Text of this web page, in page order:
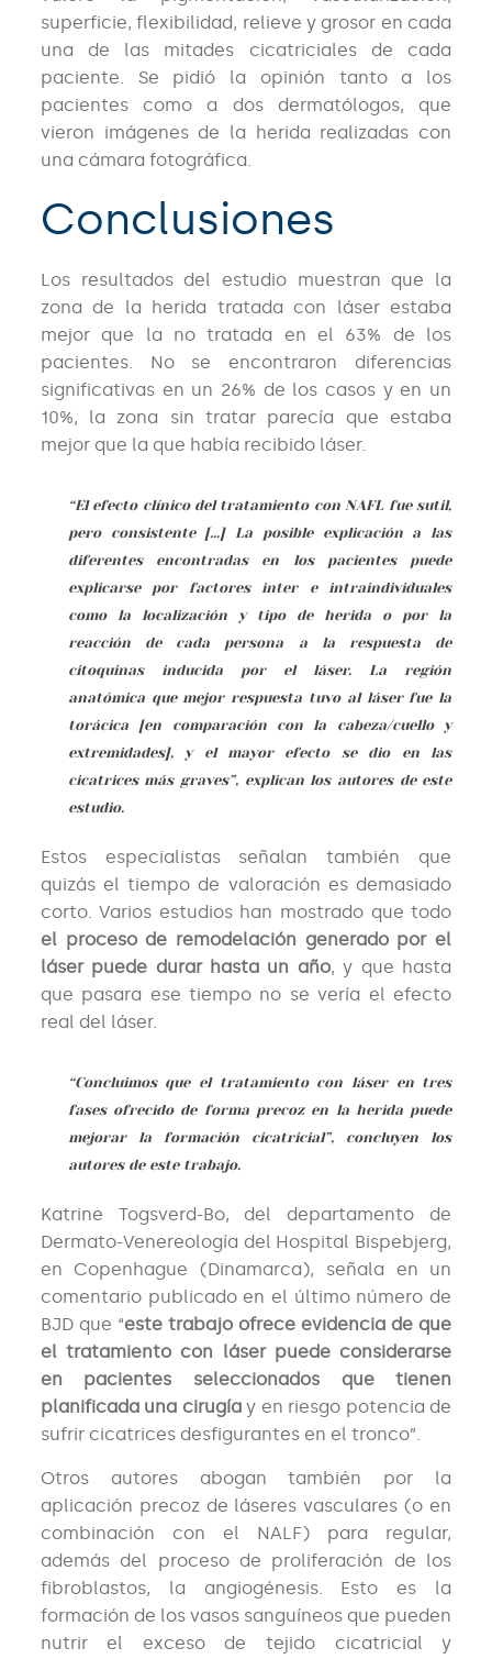
superficie, flexibilidad, relieve y grosor en cada
una de las mitades cicatriciales de cada
paciente. Se pidió la opinión tanto a los
pacientes como a dos dermatólogos, que
vieron imágenes de la herida realizadas con
una cámara fotográfica.
Conclusiones
Los resultados del estudio muestran que la
zona de la herida tratada con láser estaba
mejor que la no tratada en el 63% de los
pacientes. No se encontraron diferencias
significativas en un 26% de los casos y en un
10%, la zona sin tratar parecía que estaba
mejor que la que había recibido láser.
“El efecto clínico del tratamiento con NAFL fue sutil,
pero consistente […] La posible explicación a las
diferentes encontradas en los pacientes puede
explicarse por factores inter e intraindividuales
como la localización y tipo de herida o por la
reacción de cada persona a la respuesta de
citoquinas inducida por el láser. La región
anatómica que mejor respuesta tuvo al láser fue la
torácica [en comparación con la cabeza/cuello y
extremidades], y el mayor efecto se dio en las
cicatrices más graves”, explican los autores de este
estudio.
Estos especialistas señalan también que
quizás el tiempo de valoración es demasiado
corto. Varios estudios han mostrado que todo
el proceso de remodelación generado por el
láser puede durar hasta un año, y que hasta
que pasara ese tiempo no se vería el efecto
real del láser.
“Concluimos que el tratamiento con láser en tres
fases ofrecido de forma precoz en la herida puede
mejorar la formación cicatricial”, concluyen los
autores de este trabajo.
Katrine Togsverd-Bo, del departamento de
Dermato-Venereología del Hospital Bispebjerg,
en Copenhague (Dinamarca), señala en un
comentario publicado en el último número de
BJD que “este trabajo ofrece evidencia de que
el tratamiento con láser puede considerarse
en pacientes seleccionados que tienen
planificada una cirugíay en riesgo potencia de
sufrir cicatrices desfigurantes en el tronco”.
Otros autores abogan también por la
aplicación precoz de láseres vasculares (o en
combinación con el NALF) para regular,
además del proceso de proliferación de los
fibroblastos, la angiogénesis. Esto es la
formación de los vasos sanguíneos que pueden
nutrir el exceso de tejido cicatricial y